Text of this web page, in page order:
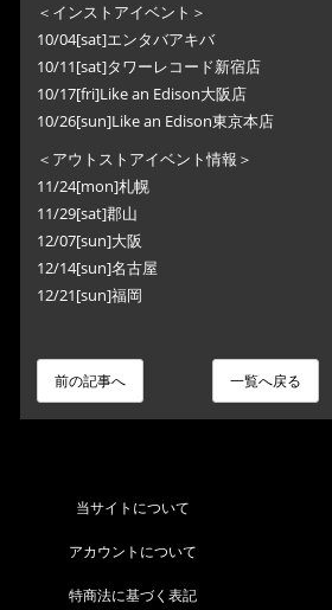
＜インストアイベント＞
10/04[sat]エンタバアキバ
10/11[sat]タワーレコード新宿店
10/17[fri]Like an Edison大阪店
10/26[sun]Like an Edison東京本店
＜アウトストアイベント情報＞
11/24[mon]札幌
11/29[sat]郡山
12/07[sun]大阪
12/14[sun]名古屋
12/21[sun]福岡
一覧へ戻る
前の記事へ
当サイトについて
アカウントについて
特商法に基づく表記